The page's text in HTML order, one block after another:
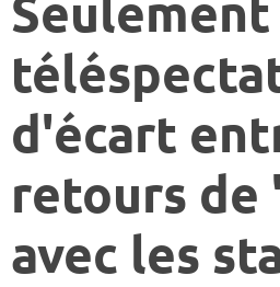
d'écart
retours de
avec les